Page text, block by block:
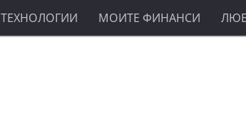
ТЕХНОЛОГИИ МОИТЕ ФИНАНСИ